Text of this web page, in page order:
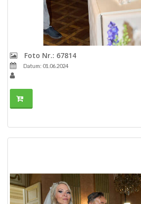
Foto Nr.: 67814
Datum: 01.06.2024